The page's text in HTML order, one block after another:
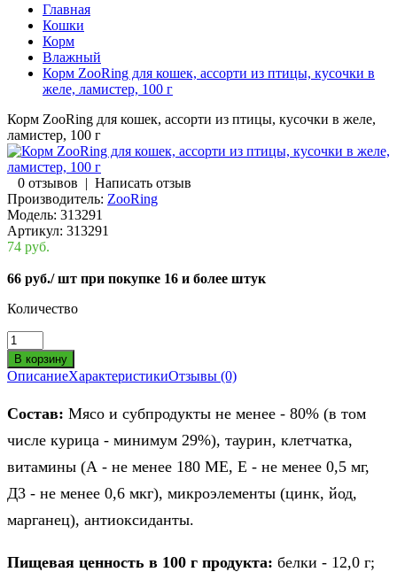
Главная
Кошки
Корм
Влажный
Корм ZooRing для кошек, ассорти из птицы, кусочки в
желе, ламистер, 100 г
Корм ZooRing для кошек, ассорти из птицы, кусочки в желе,
ламистер, 100 г
0 отзывов | Написать отзыв
Производитель: ZooRing
Модель: 313291
Артикул: 313291
74 руб.
66 руб./ шт при покупке 16 и более штук
Количество
ОписаниеХарактеристикиОтзывы (0)
Состав: Мясо и субпродукты не менее - 80% (в том
числе курица - минимум 29%), таурин, клетчатка,
витамины (А - не менее 180 МЕ, Е - не менее 0,5 мг,
Д3 - не менее 0,6 мкг), микроэлементы (цинк, йод,
марганец), антиоксиданты.
Пищевая ценность в 100 г продукта: белки - 12,0 г;